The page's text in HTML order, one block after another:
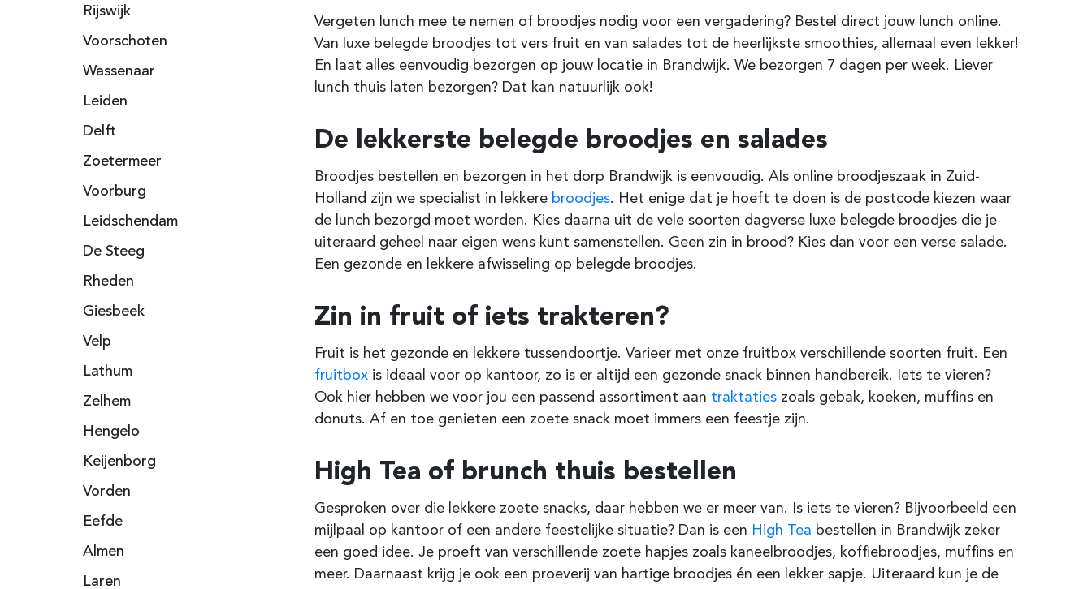
Rijswijk
Voorschoten
Wassenaar
Leiden
Delft
Zoetermeer
Voorburg
Leidschendam
De Steeg
Rheden
Giesbeek
Velp
Lathum
Zelhem
Hengelo
Keijenborg
Vorden
Eefde
Almen
Laren
Vergeten lunch mee te nemen of broodjes nodig voor een vergadering? Bestel direct jouw lunch online.
Van luxe belegde broodjes tot vers fruit en van salades tot de heerlijkste smoothies, allemaal even lekker!
En laat alles eenvoudig bezorgen op jouw locatie in Brandwijk. We bezorgen 7 dagen per week. Liever
lunch thuis laten bezorgen? Dat kan natuurlijk ook!
De lekkerste belegde broodjes en salades
Broodjes bestellen en bezorgen in het dorp Brandwijk is eenvoudig. Als online broodjeszaak in Zuid-
Holland zijn we specialist in lekkere broodjes. Het enige dat je hoeft te doen is de postcode kiezen waar
de lunch bezorgd moet worden. Kies daarna uit de vele soorten dagverse luxe belegde broodjes die je
uiteraard geheel naar eigen wens kunt samenstellen. Geen zin in brood? Kies dan voor een verse salade.
Een gezonde en lekkere afwisseling op belegde broodjes.
Zin in fruit of iets trakteren?
Fruit is het gezonde en lekkere tussendoortje. Varieer met onze fruitbox verschillende soorten fruit. Een
fruitbox is ideaal voor op kantoor, zo is er altijd een gezonde snack binnen handbereik. Iets te vieren?
Ook hier hebben we voor jou een passend assortiment aan traktaties zoals gebak, koeken, muffins en
donuts. Af en toe genieten een zoete snack moet immers een feestje zijn.
High Tea of brunch thuis bestellen
Gesproken over die lekkere zoete snacks, daar hebben we er meer van. Is iets te vieren? Bijvoorbeeld een
mijlpaal op kantoor of een andere feestelijke situatie? Dan is een High Tea bestellen in Brandwijk zeker
een goed idee. Je proeft van verschillende zoete hapjes zoals kaneelbroodjes, koffiebroodjes, muffins en
meer. Daarnaast krijg je ook een proeverij van hartige broodjes én een lekker sapje. Uiteraard kun je de